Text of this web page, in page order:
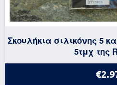
Σκουλήκια σιλικόνης 5
5τμχ της